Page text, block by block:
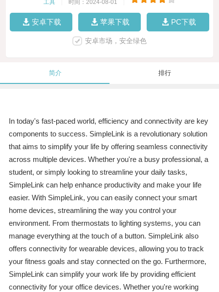
工具 时间：2024-08-01
安卓下载 苹果下载 PC下载
安卓市场，安全绿色
简介 排行
In today's fast-paced world, efficiency and connectivity are key
components to success. SimpleLink is a revolutionary solution
that aims to simplify your life by offering seamless connectivity
across multiple devices. Whether you're a busy professional, a
student, or simply looking to streamline your daily tasks,
SimpleLink can help enhance productivity and make your life
easier. With SimpleLink, you can easily connect your smart
home devices, streamlining the way you control your
environment. From thermostats to lighting systems, you can
manage everything at the touch of a button. SimpleLink also
offers connectivity for wearable devices, allowing you to track
your fitness goals and stay connected on the go. Furthermore,
SimpleLink can simplify your work life by providing efficient
connectivity for your office devices. Whether you're working